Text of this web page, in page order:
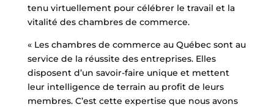
tenu virtuellement pour célébrer le travail et la
vitalité des chambres de commerce.
« Les chambres de commerce au Québec sont au
service de la réussite des entreprises. Elles
disposent d’un savoir-faire unique et mettent
leur intelligence de terrain au profit de leurs
membres. C’est cette expertise que nous avons